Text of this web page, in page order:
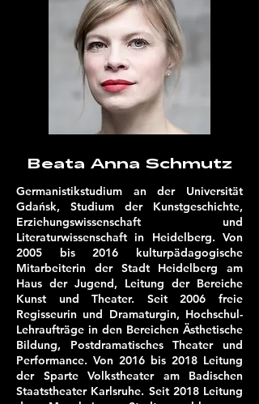
hinaus umzusetzen. Dieses Anliegen
speist sich dabei nicht nur aus einem
generellen Interesse, sondern auch aus
der individuellen Lebensgeschichte der
jungen Künstler*in.
Beata Anna Schmutz
Germanistikstudium an der Universität
Gdańsk, Studium der Kunstgeschichte,
Erziehungswissenschaft und
Literaturwissenschaft in Heidelberg. Von
2005 bis 2016 kulturpädagogische
Mitarbeiterin der Stadt Heidelberg am
Haus der Jugend, Leitung der Bereiche
Kunst und Theater. Seit 2006 freie
Regisseurin und Dramaturgin, Hochschul-
Lehraufträge in den Bereichen Ästhetische
Bildung, Postdramatisches Theater und
Performance. Von 2016 bis 2018 Leitung
der Sparte Volkstheater am Badischen
Staatstheater Karlsruhe. Seit 2018 Leitung